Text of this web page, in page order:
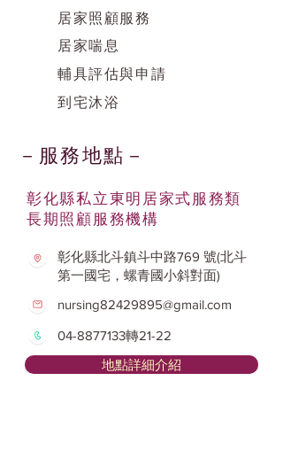
居家照顧服務
居家喘息
輔具評估與申請
到宅沐浴
－服務地點－
彰化縣私立東明居家式服務類
長期照顧服務機構
彰化縣北斗鎮斗中路769 號(北斗
第一國宅，螺青國小斜對面)
nursing82429895@gmail.com
04-8877133轉21-22
地點詳細介紹